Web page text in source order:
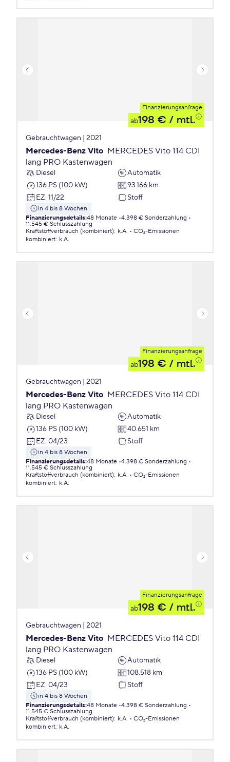
Finanzierungsanfrage
ab198 € / mtl.
Gebrauchtwagen | 2021
Mercedes-Benz Vito MERCEDES Vito 114 CDI
lang PRO Kastenwagen
Diesel
Automatik
136 PS (100 kW)
93.166 km
EZ: 11/22 Stoff
in 4 bis 8 Wochen
Finanzierungsdetails:48 Monate 4.398 € Sonderzahlung
11.545 € Schlusszahlung
Kraftstoffverbrauch (kombiniert): k.A.
CO₂-Emissionen
kombiniert: k.A.
Finanzierungsanfrage
ab198 € / mtl.
Gebrauchtwagen | 2021
Mercedes-Benz Vito MERCEDES Vito 114 CDI
lang PRO Kastenwagen
Diesel
Automatik
136 PS (100 kW)
40.651 km
EZ: 04/23 Stoff
in 4 bis 8 Wochen
Finanzierungsdetails:48 Monate 4.398 € Sonderzahlung
11.545 € Schlusszahlung
Kraftstoffverbrauch (kombiniert): k.A.
CO₂-Emissionen
kombiniert: k.A.
Finanzierungsanfrage
ab198 € / mtl.
Gebrauchtwagen | 2021
Mercedes-Benz Vito MERCEDES Vito 114 CDI
lang PRO Kastenwagen
Diesel
Automatik
136 PS (100 kW)
108.518 km
EZ: 04/23 Stoff
in 4 bis 8 Wochen
Finanzierungsdetails:48 Monate 4.398 € Sonderzahlung
11.545 € Schlusszahlung
Kraftstoffverbrauch (kombiniert): k.A.
CO₂-Emissionen
kombiniert: k.A.